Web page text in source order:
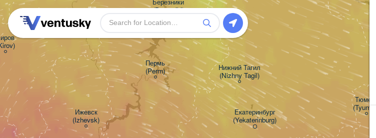
Пермь
(Perm)
Ижевск
(Izhevsk)
Екатеринбург
(Yekaterinburg)
Тюмень
(Tyumen)
(Berezniki)
Нижний Тагил
(Nizhny Tagil)